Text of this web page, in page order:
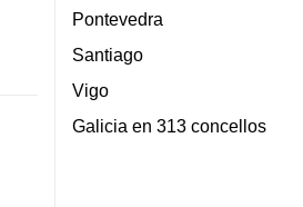
Pontevedra
Santiago
Vigo
Galicia en 313 concellos